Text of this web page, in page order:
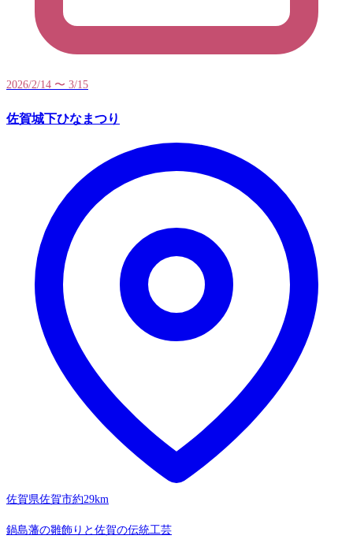
2026/2/14 〜 3/15
佐賀城下ひなまつり
佐賀県佐賀市約29km
鍋島藩の雛飾りと佐賀の伝統工芸